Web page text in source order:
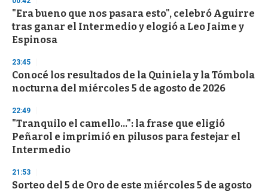
s
"Era bueno que nos pasara esto", celebró Aguirre
tras ganar el Intermedio y elogió a Leo Jaime y
Espinosa
23:45
Conocé los resultados de la Quiniela y la Tómbola
nocturna del miércoles 5 de agosto de 2026
22:49
"Tranquilo el camello...": la frase que eligió
Peñarol e imprimió en pilusos para festejar el
Intermedio
21:53
Sorteo del 5 de Oro de este miércoles 5 de agosto